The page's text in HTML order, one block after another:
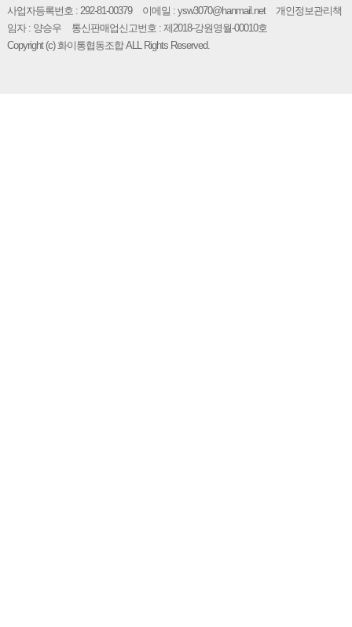
사업자등록번호 : 292-81-00379
이메일 : ysw3070@hanmail.net
개인정보관리책
임자 : 양승우
통신판매업신고번호 : 제2018-강원영월-00010호
Copyright (c) 화이통협동조합 ALL Rights Reserved.